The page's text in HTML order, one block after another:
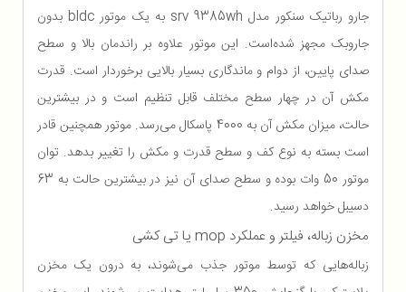
جارو رباتیک سنکور مدل srv 9385wh به یک موتور bldc بدون
جاروبک مجهز شده‌است. این موتور علاوه بر راندمان بالا و سطح
صدای پایین، از دوام و ماندگاری بسیار بالایی برخوردار است. قدرت
مکش آن در چهار سطح مختلف قابل تنظیم است و در بیشترین
حالت، میزان مکش آن به 4000 پاسکال می‌رسد. موتور همچنین قادر
است بسته به نوع کف و سطح قدرت و مکش را تغییر بدهد. توان
موتور 50 وات بوده و سطح صدای آن نیز در بیشترین حالت به 63
دسیبل خواهد رسید.
مخزن زباله، فیلتر و عملکرد mop یا تی کشی
زباله‌هایی که توسط موتور جذب می‌شوند، به درون یک مخزن